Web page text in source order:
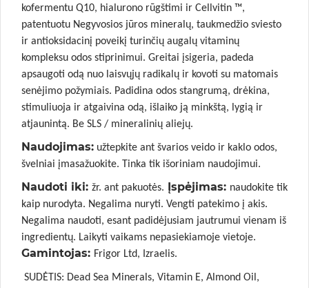
kofermentu Q10, hialurono rūgštimi ir Cellvitin ™,
patentuotu Negyvosios jūros mineralų, taukmedžio sviesto
ir antioksidacinį poveikį turinčių augalų vitaminų
kompleksu odos stiprinimui. Greitai įsigeria, padeda
apsaugoti odą nuo laisvųjų radikalų ir kovoti su matomais
senėjimo požymiais. Padidina odos stangrumą, drėkina,
stimuliuoja ir atgaivina odą, išlaiko ją minkštą, lygią ir
atjaunintą. Be SLS / mineralinių aliejų.
Naudojimas: užtepkite ant švarios veido ir kaklo odos,
švelniai įmasažuokite. Tinka tik išoriniam naudojimui.
Naudoti iki: žr. ant pakuotės. Įspėjimas: naudokite tik
kaip nurodyta. Negalima nuryti. Vengti patekimo į akis.
Negalima naudoti, esant padidėjusiam jautrumui vienam iš
ingredientų. Laikyti vaikams nepasiekiamoje vietoje.
Gamintojas: Frigor Ltd, Izraelis.
SUDĖTIS: Dead Sea Minerals, Vitamin E, Almond Oil,